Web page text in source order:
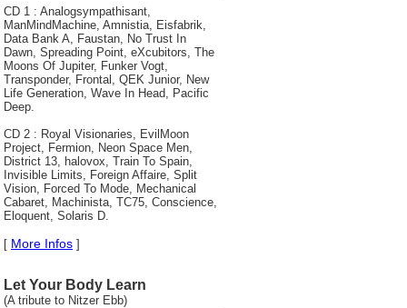
CD 1 : Analogsympathisant,
ManMindMachine, Amnistia, Eisfabrik,
Data Bank A, Faustan, No Trust In
Dawn, Spreading Point, eXcubitors, The
Moons Of Jupiter, Funker Vogt,
Transponder, Frontal, QEK Junior, New
Life Generation, Wave In Head, Pacific
Deep.
CD 2 : Royal Visionaries, EvilMoon
Project, Fermion, Neon Space Men,
District 13, halovox, Train To Spain,
Invisible Limits, Foreign Affaire, Split
Vision, Forced To Mode, Mechanical
Cabaret, Machinista, TC75, Conscience,
Eloquent, Solaris D.
[ More Infos ]
Let Your Body Learn
(A tribute to Nitzer Ebb)